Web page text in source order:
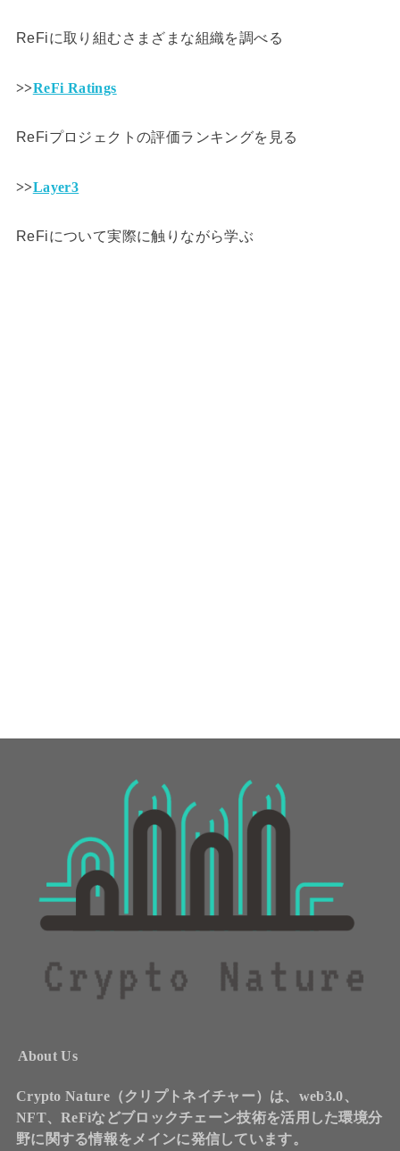
ReFiに取り組むさまざまな組織を調べる
>>ReFi Ratings
ReFiプロジェクトの評価ランキングを見る
>>Layer3
ReFiについて実際に触りながら学ぶ
About Us
Crypto Nature（クリプトネイチャー）は、web3.0、
NFT、ReFiなどブロックチェーン技術を活用した環境分
野に関する情報をメインに発信しています。